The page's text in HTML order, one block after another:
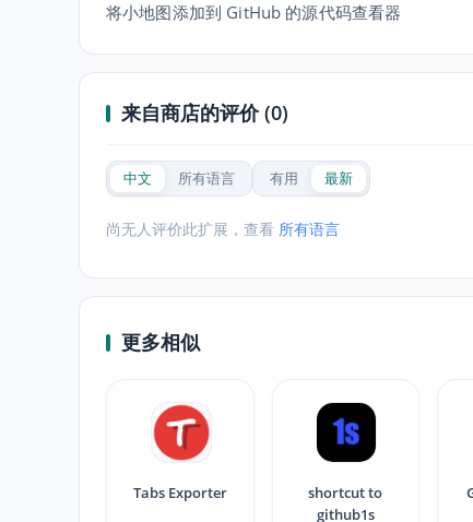
将小地图添加到 GitHub 的源代码查看器
来自商店的评价 (0)
中文 所有语言 有用 最新
尚无人评价此扩展，查看 所有语言
更多相似
Tabs Exporter
shortcut to
github1s